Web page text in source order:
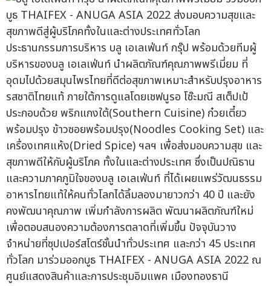
ประธานกรรมการบริหาร บลู เอเลเฟ่นท์ กรุ๊ป พร้อมด้วยทีมผู้
บริหารของบลู เอเลเฟ่นท์ นำผลิตภัณฑ์คุณภาพพรีเมี่ยม ที่
อุดมไปด้วยสมุนไพรไทยที่ดีต่อสุขภาพเหมาะสำหรับปรุงอาหาร
รสชาติไทยแท้ ภายใต้การดูแลโดยเชฟนูรอ โซ๊ะมณี สเต็ปเป้
ประกอบด้วย พริกแกงใต้(Southern Cuisine) ก๋วยเตี๋ยว
พร้อมปรุง ข้าวซอยพร้อมปรุง(Noodles Cooking Set) และ
เครื่องเทศแห้ง(Dried Spice) ฯลฯ เพื่อส่งมอบความสุข และ
สุขภาพดีให้กับผู้บริโภค ทั้งในและต่างประเทศ ซึ่งเป็นปณิธาน
และความภาคภูมิใจของบลู เอเลเฟ่นท์ ที่ได้เผยแพร่วัฒนธรรม
อาหารไทยแท้ให้คนทั่วโลกได้ลิ้มลองมายาวกว่า 40 ปี และยัง
คงพัฒนาคุณภาพ เพิ่มกำลังการผลิต พัฒนาผลิตภัณฑ์ใหม่
เพื่อตอบสนองความต้องการตลาดที่เพิ่มขึ้น ปัจจุบันวาง
จำหน่ายที่ซุปเปอร์สโตร์ชั้นนำทั่วประเทศ และกว่า 45 ประเทศ
ทั่วโลก มาร่วมออกบูธ THAIFEX - ANUGA ASIA 2022 ณ
ศูนย์แสดงสินค้าและการประชุมอิมแพค เมืองทองธานี